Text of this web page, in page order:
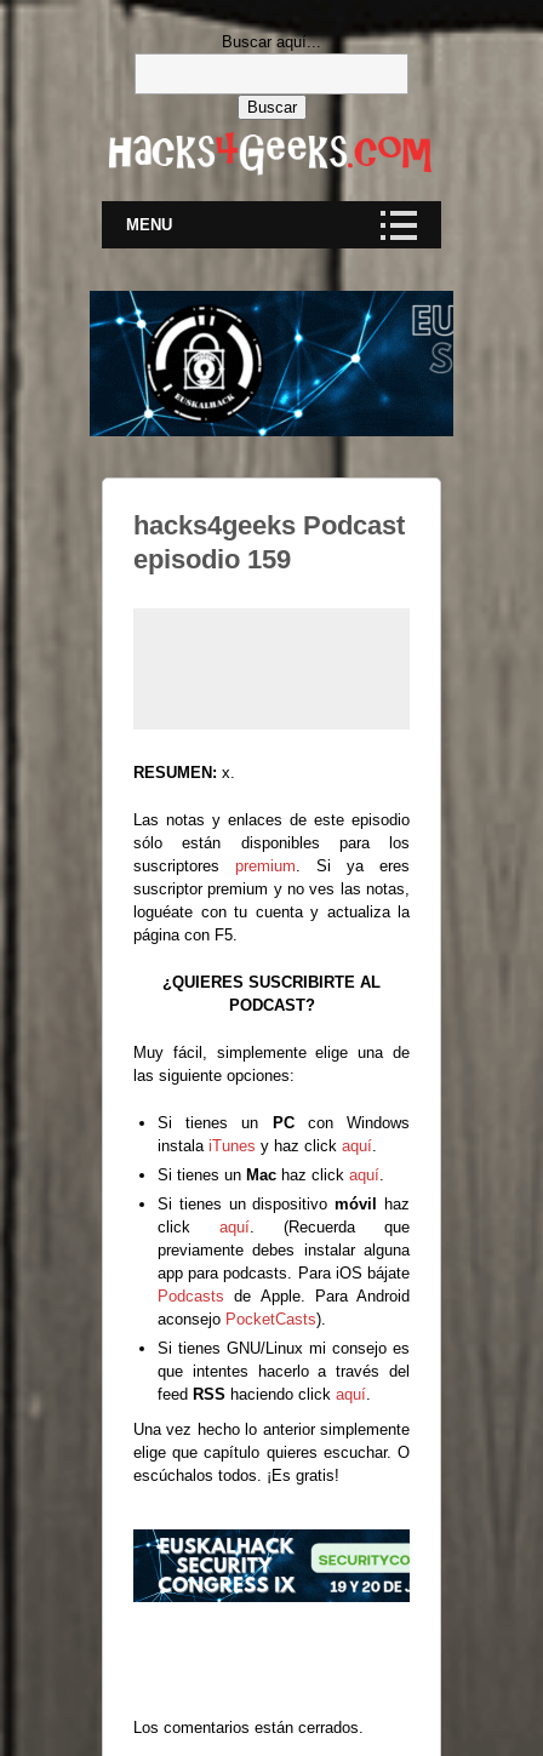
Buscar aquí...
MENU
hacks4geeks Podcast
episodio 159
RESUMEN: x.
Las notas y enlaces de este episodio
sólo están disponibles para los
suscriptores premium. Si ya eres
suscriptor premium y no ves las notas,
loguéate con tu cuenta y actualiza la
página con F5.
¿QUIERES SUSCRIBIRTE AL
PODCAST?
Muy fácil, simplemente elige una de
las siguiente opciones:
Si tienes un PC con Windows
instala iTunes y haz click aquí.
Si tienes un Mac haz click aquí.
Si tienes un dispositivomóvil
haz
click aquí. (Recuerda que
previamente debes instalar alguna
app para podcasts. Para iOS bájate
Podcasts de Apple. Para Android
aconsejo PocketCasts).
Si tienes GNU/Linux mi consejo es
que intentes hacerlo a través del
feed RSS haciendo click aquí.
Una vez hecho lo anterior simplemente
elige que capítulo quieres escuchar. O
escúchalos todos. ¡Es gratis!
Los comentarios están cerrados.